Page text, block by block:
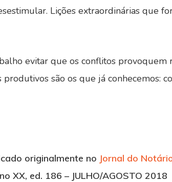
Lições extraordinárias que
evitar que os conflitos provoquem
são os que já conhecemos:
originalmente no Jornal do
XX, ed. 186 – JULHO/AGOSTO 2018